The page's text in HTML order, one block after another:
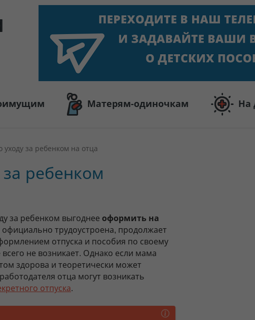
Матерям-одиночкам На
уходу за ребенком на отца
за ребенком
за ребенком выгоднее оформить на
официально трудоустроена, продолжает
отпуска и пособия по своему
не возникает. Однако если мама
здорова и теоретически может
отца могут возникать
отпуска.